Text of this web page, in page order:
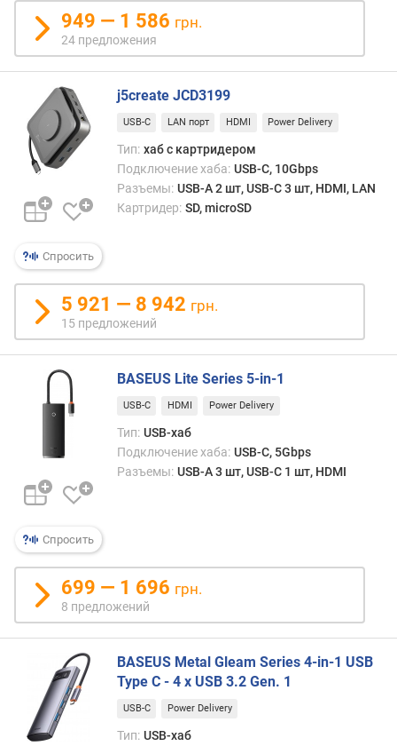
к
е
и
я
U
S
-
А
(
ш
т
)
U
S
C
ш
т
P
o
w
e
r
l
i
v
949 — 1 586 грн.
24 предложения
Спросить
j5create JCD3199
USB-C LAN порт HDMI Power Delivery
Тип: хаб с картридером
Подключение хаба: USB-C, 10Gbps
Разъемы: USB-A 2 шт, USB-C 3 шт, HDMI, LAN
Картридер: SD, microSD
5 921 — 8 942 грн.
15 предложений
Спросить
BASEUS Lite Series 5-in-1
USB-C HDMI Power Delivery
Тип: USB-хаб
Подключение хаба: USB-C, 5Gbps
Разъемы: USB-A 3 шт, USB-C 1 шт, HDMI
699 — 1 696 грн.
8 предложений
BASEUS Metal Gleam Series 4-in-1 USB
Type C - 4 x USB 3.2 Gen. 1
USB-C Power Delivery
Тип: USB-хаб